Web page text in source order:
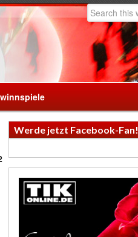
Werde jetzt Facebook-Fan!